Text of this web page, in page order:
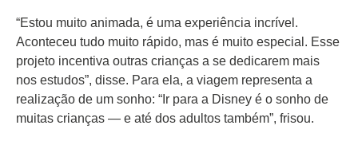
“Estou muito animada, é uma experiência incrível.
Aconteceu tudo muito rápido, mas é muito especial. Esse
projeto incentiva outras crianças a se dedicarem mais
nos estudos”, disse. Para ela, a viagem representa a
realização de um sonho: “Ir para a Disney é o sonho de
muitas crianças — e até dos adultos também”, frisou.